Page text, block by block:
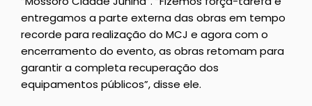
entregamos a parte externa das obras em tempo
recorde para realização do MCJ e agora com o
encerramento do evento, as obras retomam para
garantir a completa recuperação dos
equipamentos públicos”, disse ele.